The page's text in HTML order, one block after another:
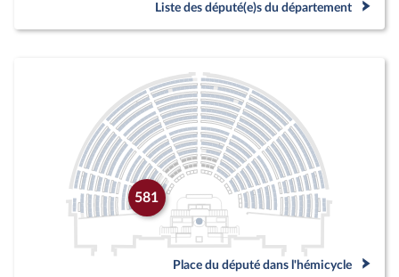
Liste des député(e)s du département
581
Place du député dans l'hémicycle